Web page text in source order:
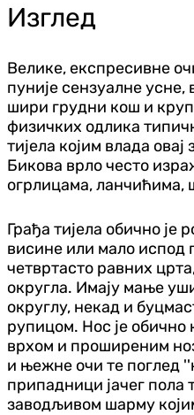
Изглед
Велике, експресивне
пуније сензуалне усне,
шири грудни кош и
физичких одлика
тијела којим влада
Бикова врло често
огрлицама, ланчићима,
Грађа тијела обично је
висине или мало испод
четвртасто равних
округла. Имају мање
округлу, некад и
рупицом. Нос је обично
врхом и проширеним
и њежне очи те поглед
припадници јачег пола
заводљивом шарму